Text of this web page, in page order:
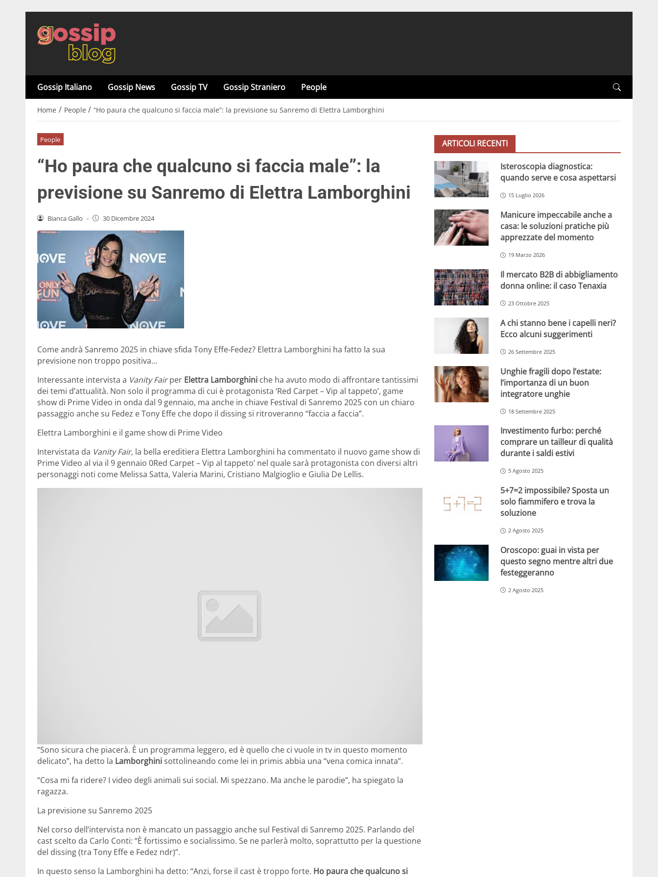
Gossip Italiano Gossip News Gossip TV Gossip Straniero People
Home / People / “Ho paura che qualcuno si faccia male”: la previsione su Sanremo di Elettra Lamborghini
People
“Ho paura che qualcuno si faccia male”: la
previsione su Sanremo di Elettra Lamborghini
Bianca Gallo - 30 Dicembre 2024
Come andrà Sanremo 2025 in chiave sfida Tony Effe-Fedez? Elettra Lamborghini ha fatto la sua
previsione non troppo positiva…
Interessante intervista a Vanity Fairper Elettra Lamborghini che ha avuto modo di affrontare tantissimi
dei temi d’attualità. Non solo il programma di cui è protagonista ‘Red Carpet – Vip al tappeto’, game
show di Prime Video in onda dal 9 gennaio, ma anche in chiave Festival di Sanremo 2025 con un chiaro
passaggio anche su Fedez e Tony Effe che dopo il dissing si ritroveranno “faccia a faccia”.
Elettra Lamborghini e il game show di Prime Video
Intervistata da Vanity Fair, la bella ereditiera Elettra Lamborghini ha commentato il nuovo game show di
Prime Video al via il 9 gennaio 0Red Carpet – Vip al tappeto’ nel quale sarà protagonista con diversi altri
personaggi noti come Melissa Satta, Valeria Marini, Cristiano Malgioglio e Giulia De Lellis.
“Sono sicura che piacerà. È un programma leggero, ed è quello che ci vuole in tv in questo momento
delicato”, ha detto la Lamborghinisottolineando come lei in primis abbia una “vena comica innata”.
“Cosa mi fa ridere? I video degli animali sui social. Mi spezzano. Ma anche le parodie”, ha spiegato la
ragazza.
La previsione su Sanremo 2025
Nel corso dell’intervista non è mancato un passaggio anche sul Festival di Sanremo 2025. Parlando del
cast scelto da Carlo Conti: “È fortissimo e socialissimo. Se ne parlerà molto, soprattutto per la questione
del dissing (tra Tony Effe e Fedez ndr)”.
In questo senso la Lamborghini ha detto: “Anzi, forse il cast è troppo forte. Ho paura che qualcuno si
ARTICOLI RECENTI
Isteroscopia diagnostica:
quando serve e cosa aspettarsi
15 Luglio 2026
Manicure impeccabile anche a
casa: le soluzioni pratiche più
apprezzate del momento
19 Marzo 2026
Il mercato B2B di abbigliamento
donna online: il caso Tenaxia
23 Ottobre 2025
A chi stanno bene i capelli neri?
Ecco alcuni suggerimenti
26 Settembre 2025
Unghie fragili dopo l’estate:
l’importanza di un buon
integratore unghie
18 Settembre 2025
Investimento furbo: perché
comprare un tailleur di qualità
durante i saldi estivi
5 Agosto 2025
5+7=2 impossibile? Sposta un
solo fiammifero e trova la
soluzione
2 Agosto 2025
Oroscopo: guai in vista per
questo segno mentre altri due
festeggeranno
2 Agosto 2025